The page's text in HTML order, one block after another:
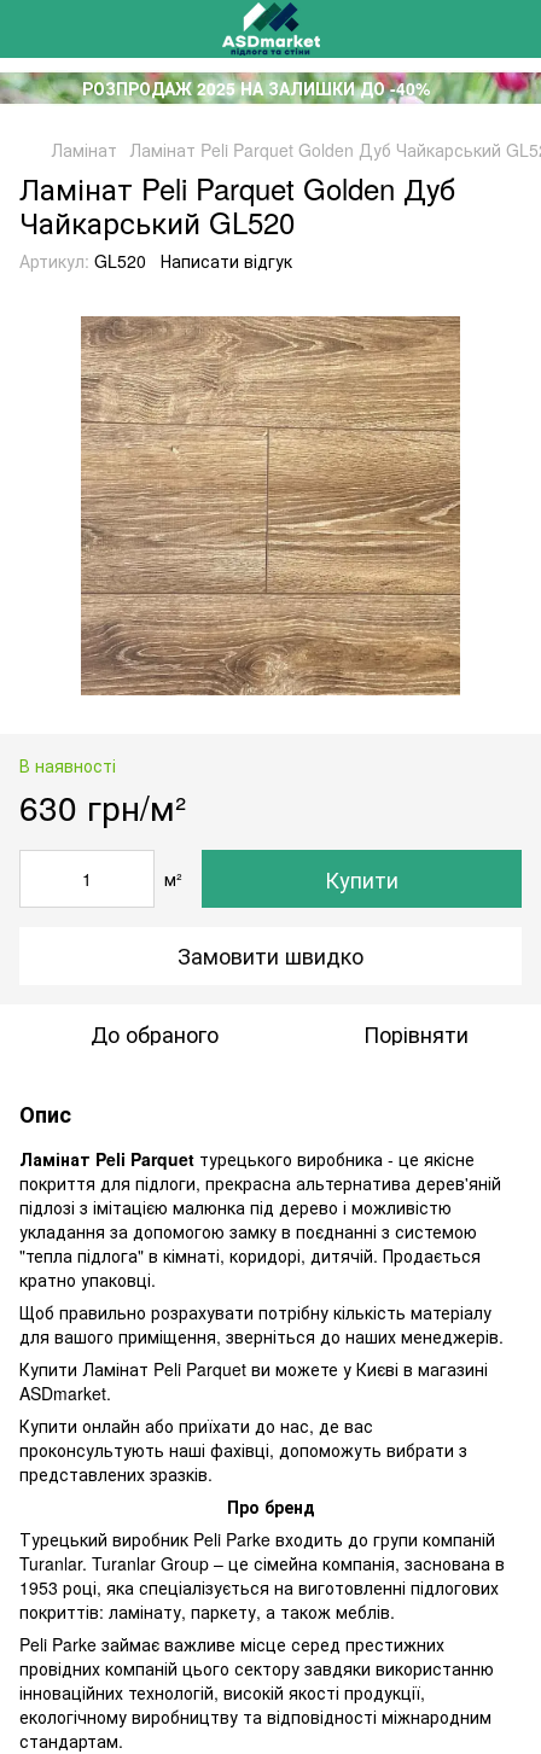
РОЗПРОДАЖ 2025 НА ЗАЛИШКИ ДО -40%
Ламінат Ламінат Peli Parquet Golden Дуб Чайкарський
Ламінат Peli Parquet Golden Дуб
Чайкарський GL520
Артикул: GL520 Написати відгук
В наявності
630 грн/м²
м² Купити
Замовити швидко
До обраного Порівняти
Опис
Ламінат Peli Parquet турецького виробника - це якісне
покриття для підлоги, прекрасна альтернатива дерев'яній
підлозі з імітацією малюнка під дерево і можливістю
укладання за допомогою замку в поєднанні з системою
"тепла підлога" в кімнаті, коридорі, дитячій. Продається
кратно упаковці.
Щоб правильно розрахувати потрібну кількість матеріалу
для вашого приміщення, зверніться до наших менеджерів.
Купити Ламінат Peli Parquet ви можете у Києві в магазині
ASDmarket.
Купити онлайн або приїхати до нас, де вас
проконсультують наші фахівці, допоможуть вибрати з
представлених зразків.
Про бренд
Турецький виробник Peli Parke входить до групи компаній
Turanlar. Turanlar Group – це сімейна компанія, заснована в
1953 році, яка спеціалізується на виготовленні підлогових
покриттів: ламінату, паркету, а також меблів.
Peli Parke займає важливе місце серед престижних
провідних компаній цього сектору завдяки використанню
інноваційних технологій, високій якості продукції,
екологічному виробництву та відповідності міжнародним
стандартам.